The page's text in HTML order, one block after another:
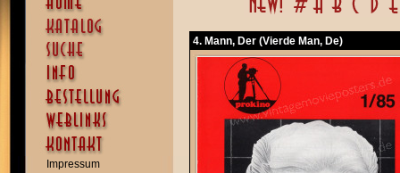
Impressum
4. Mann, Der (Vierde Man, De)